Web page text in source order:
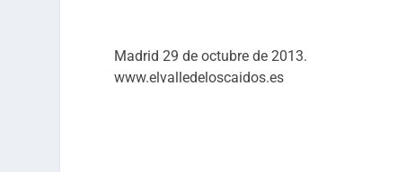
Madrid 29 de octubre de 2013.
www.elvalledeloscaidos.es